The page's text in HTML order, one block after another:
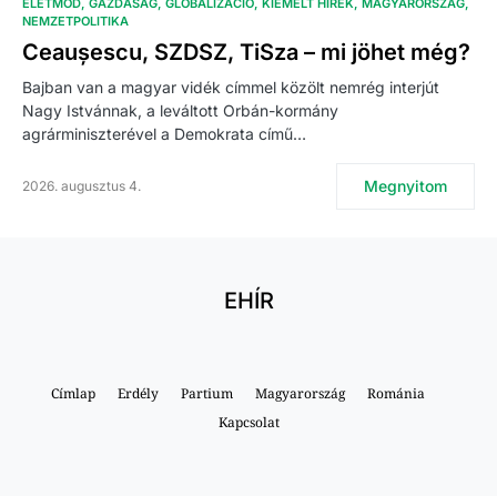
ÉLETMÓD GAZDASÁG GLOBALIZÁCIÓ KIEMELT HÍREK MAGYARORSZÁG
NEMZETPOLITIKA
Ceaușescu, SZDSZ, TiSza – mi jöhet még?
Bajban van a magyar vidék címmel közölt nemrég interjút
Nagy Istvánnak, a leváltott Orbán-kormány
agrárminiszterével a Demokrata című…
2026. augusztus 4. Megnyitom
EHÍR
Címlap Erdély Partium Magyarország
Románia
Kapcsolat